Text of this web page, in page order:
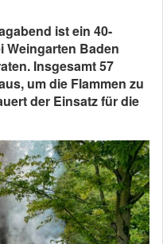
ist ein 40-
Weingarten Baden
Insgesamt 57
um die Flammen zu
der Einsatz für die